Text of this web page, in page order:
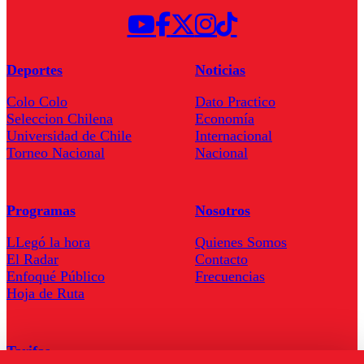
Deportes
Colo Colo
Seleccion Chilena
Universidad de Chile
Torneo Nacional
Noticias
Dato Practico
Economía
Internacional
Nacional
Programas
LLegó la hora
El Radar
Enfoqué Público
Hoja de Ruta
Nosotros
Quienes Somos
Contacto
Frecuencias
Tarifas